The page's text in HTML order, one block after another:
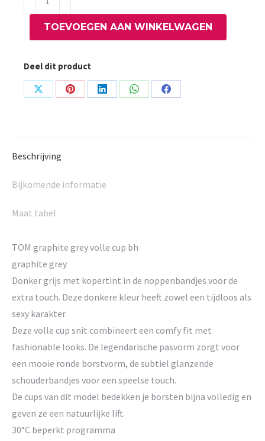
graphite
cup
bh
aantal
TOEVOEGEN AAN WINKELWAGEN
Deel dit product
Share
Share
Share
Share
Share
Beschrijving
Bijkomende informatie
Maat tabel
TOM graphite grey volle cup bh
graphite grey
Donker grijs met kopertint in de noppenbandjes voor de
extra touch. Deze donkere kleur heeft zowel een tijdloos als
sexy karakter.
Deze volle cup snit combineert een comfy fit met
fashionable looks. De legendarische pasvorm zorgt voor
een mooie ronde borstvorm, de subtiel glanzende
schouderbandjes voor een speelse touch.
De cups van dit model bedekken je borsten bijna volledig en
geven ze een natuurlijke lift.
30°C beperkt programma